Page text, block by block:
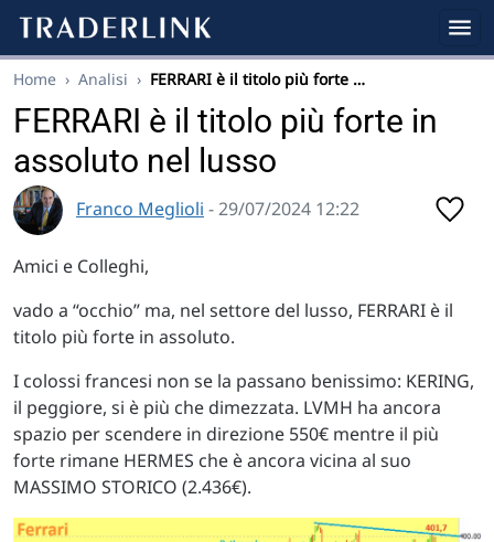
Home › Analisi › FERRARI è il titolo più forte …
FERRARI è il titolo più forte in
assoluto nel lusso
Franco Meglioli - 29/07/2024 12:22
Amici e Colleghi,
vado a “occhio” ma, nel settore del lusso, FERRARI è il
titolo più forte in assoluto.
I colossi francesi non se la passano benissimo: KERING,
il peggiore, si è più che dimezzata. LVMH ha ancora
spazio per scendere in direzione 550€ mentre il più
forte rimane HERMES che è ancora vicina al suo
MASSIMO STORICO (2.436€).